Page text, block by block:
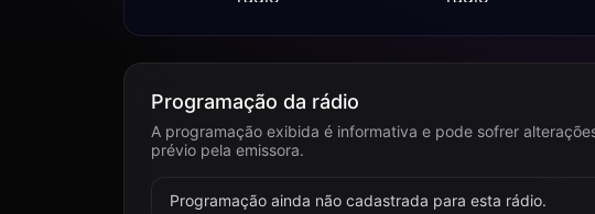
Programação da rádio
A programação exibida é informativa e pode sofrer
prévio pela emissora.
Programação ainda não cadastrada para esta rádio.